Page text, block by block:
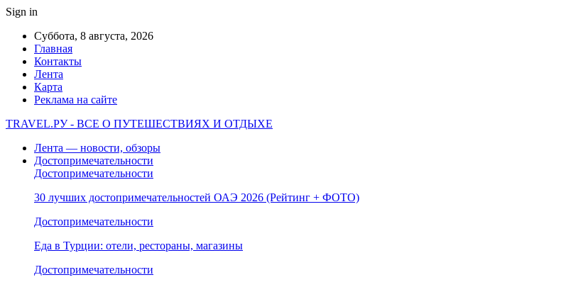
Sign in
Суббота, 8 августа, 2026
Главная
Контакты
Лента
Карта
Реклама на сайте
TRAVEL.РУ - ВСЕ О ПУТЕШЕСТВИЯХ И ОТДЫХЕ
Лента — новости, обзоры
Достопримечательности
Достопримечательности
30 лучших достопримечательностей ОАЭ 2026 (Рейтинг + ФОТО)
Достопримечательности
Еда в Турции: отели, рестораны, магазины
Достопримечательности